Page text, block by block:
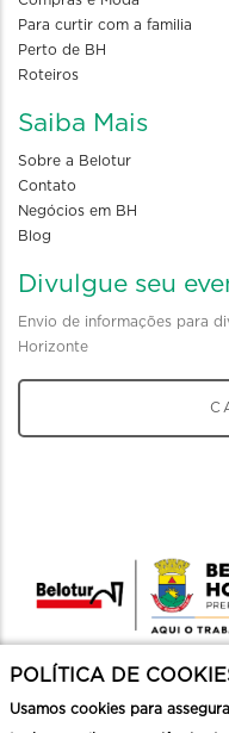
Para curtir com a familia
Perto de BH
Roteiros
Saiba Mais
Sobre a Belotur
Contato
Negócios em BH
Blog
Divulgue seu
Envio de informações para
Horizonte
POLÍTICA DE
Usamos cookies para